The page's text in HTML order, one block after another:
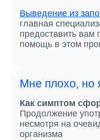
Выведение из
главная
предоставить
помощь в этом
Мне плохо, но
Как симптом
Продолжение
несмотря на
организма